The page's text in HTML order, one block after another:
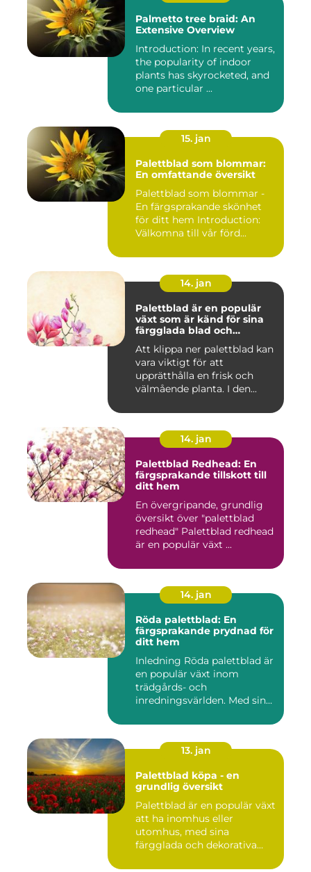
Palmetto tree braid: An
Extensive Overview
Introduction: In recent years,
the popularity of indoor
plants has skyrocketed, and
one particular ...
15. jan
Palettblad som blommar:
En omfattande översikt
Palettblad som blommar -
En färgsprakande skönhet
för ditt hem Introduction:
Välkomna till vår förd...
14. jan
Palettblad är en populär
växt som är känd för sina
färgglada blad och
prydnadsväxt både
inomhus och utomhus
Att klippa ner palettblad kan
vara viktigt för att
upprätthålla en frisk och
välmående planta. I den...
14. jan
Palettblad Redhead: En
färgsprakande tillskott till
ditt hem
En övergripande, grundlig
översikt över "palettblad
redhead" Palettblad redhead
är en populär växt ...
14. jan
Röda palettblad: En
färgsprakande prydnad för
ditt hem
Inledning Röda palettblad är
en populär växt inom
trädgårds- och
inredningsvärlden. Med sina
13. jan
Palettblad köpa - en
grundlig översikt
Palettblad är en populär växt
att ha inomhus eller
utomhus, med sina
färgglada och dekorativa